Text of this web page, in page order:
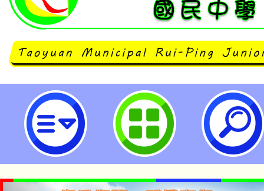
桃園市推廣宣傳兒童權利公約
萌大使推廣活動，歡迎參與！-桃